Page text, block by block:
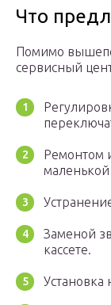
Что
Помимо
сервисный
Ремонтом
Заменой
кассете.
Установка